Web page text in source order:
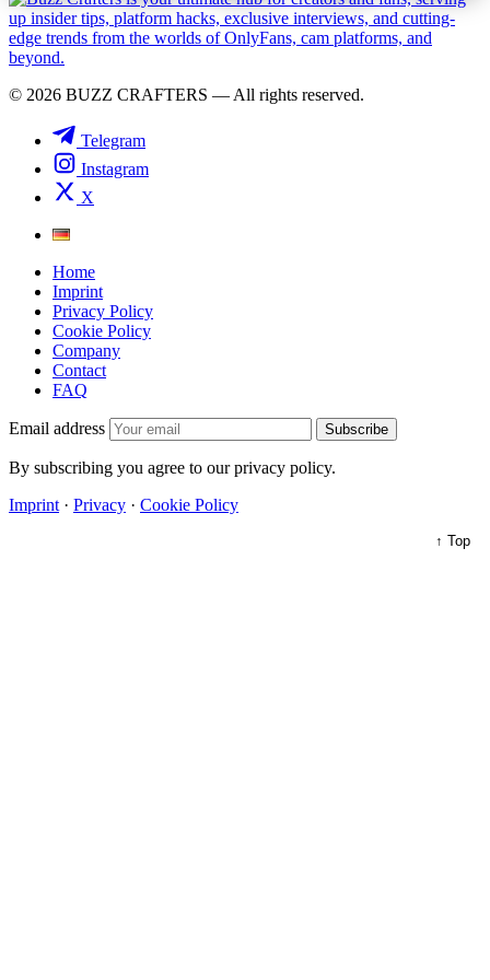
© 2026 BUZZ CRAFTERS — All rights reserved.
Telegram
Instagram
X
Home
Imprint
Privacy Policy
Cookie Policy
Company
Contact
FAQ
Email address Subscribe
By subscribing you agree to our privacy policy.
Imprint · Privacy · Cookie Policy
↑ Top